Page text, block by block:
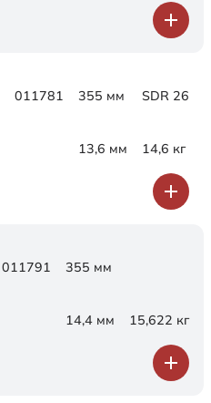
011781 355 мм SDR 26
13,6 мм 14,6 кг
011791 355 мм
14,4 мм 15,622 кг